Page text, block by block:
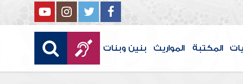
المكتبة المواريث بنين وبنات